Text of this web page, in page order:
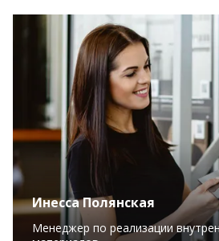
Инесса Полянская
Менеджер по реализации